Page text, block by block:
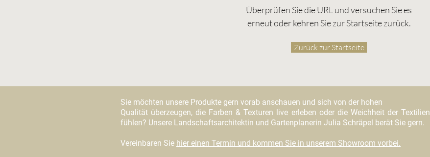
Überprüfen Sie die URL und versuchen Sie es
erneut oder kehren Sie zur Startseite zurück.
Zurück zur Startseite
Sie möchten unsere Produkte gern vorab anschauen und sich von der hohen
Qualität überzeugen, die Farben & Texturen live erleben oder die Weichheit der Textilien
fühlen? Unsere Landschaftsarchitektin und Gartenplanerin Julia Schräpel berät Sie gern.
Vereinbaren Sie hier einen Termin und kommen Sie in unserem Showroom vorbei.